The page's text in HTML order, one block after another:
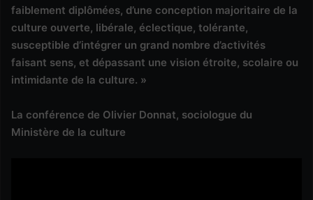
faiblement diplômées, d’une conception majoritaire de la
culture ouverte, libérale, éclectique, tolérante,
susceptible d’intégrer un grand nombre d’activités
faisant sens, et dépassant une vision étroite, scolaire ou
intimidante de la culture. »
La conférence de Olivier Donnat, sociologue du
Ministère de la culture